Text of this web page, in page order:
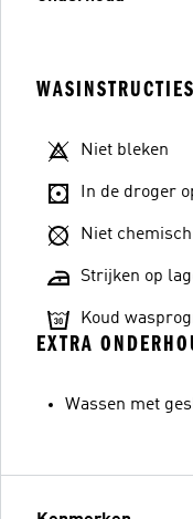
WASINSTRUCTIES
Niet bleken
In de droger
Niet
Strijken op
Koud
EXTRA
Wassen met